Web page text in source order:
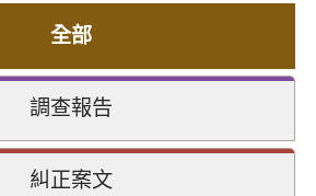
全部
調查報告
糾正案文